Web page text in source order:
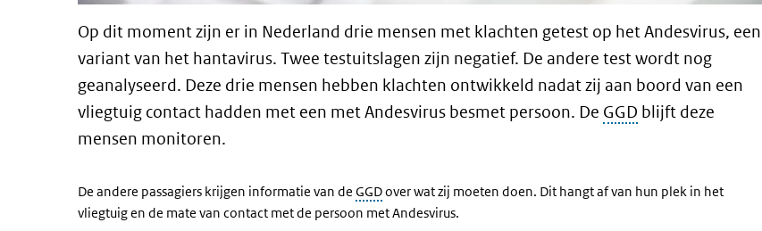
Op dit moment zijn er in Nederland drie mensen met klachten getest op het Andesvirus, een
variant van het hantavirus. Twee testuitslagen zijn negatief. De andere test wordt nog
geanalyseerd. Deze drie mensen hebben klachten ontwikkeld nadat zij aan boord van een
vliegtuig contact hadden met een met Andesvirus besmet persoon. De GGD blijft deze
mensen monitoren.
De andere passagiers krijgen informatie van de GGDover wat zij moeten doen. Dit hangt af van hun plek in het
vliegtuig en de mate van contact met de persoon met Andesvirus.